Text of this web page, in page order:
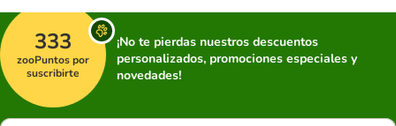
333
zooPuntos por
suscribirte
¡No te pierdas nuestros descuentos
personalizados, promociones especiales y
novedades!